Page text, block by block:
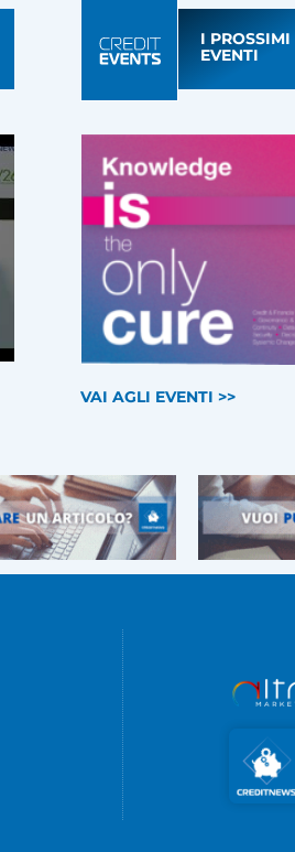
I PROSSIMI
EVENTI
VAI AGLI EVENTI >>